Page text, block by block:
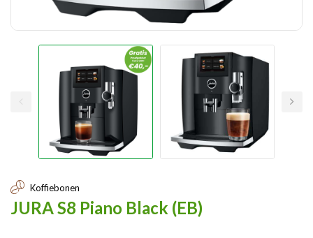
Koffiebonen
JURA S8 Piano Black (EB)